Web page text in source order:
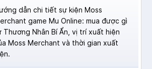
dẫn chi tiết sự kiện Moss
game Mu Online: mua được gì
Thương Nhân Bí Ẩn, vị trí xuất hiện
Moss Merchant và thời gian xuất